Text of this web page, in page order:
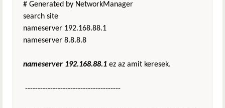
# Generated by NetworkManager
search site
nameserver 192.168.88.1
nameserver 8.8.8.8
nameserver 192.168.88.1 ez az amit keresek.
--------------------------------------